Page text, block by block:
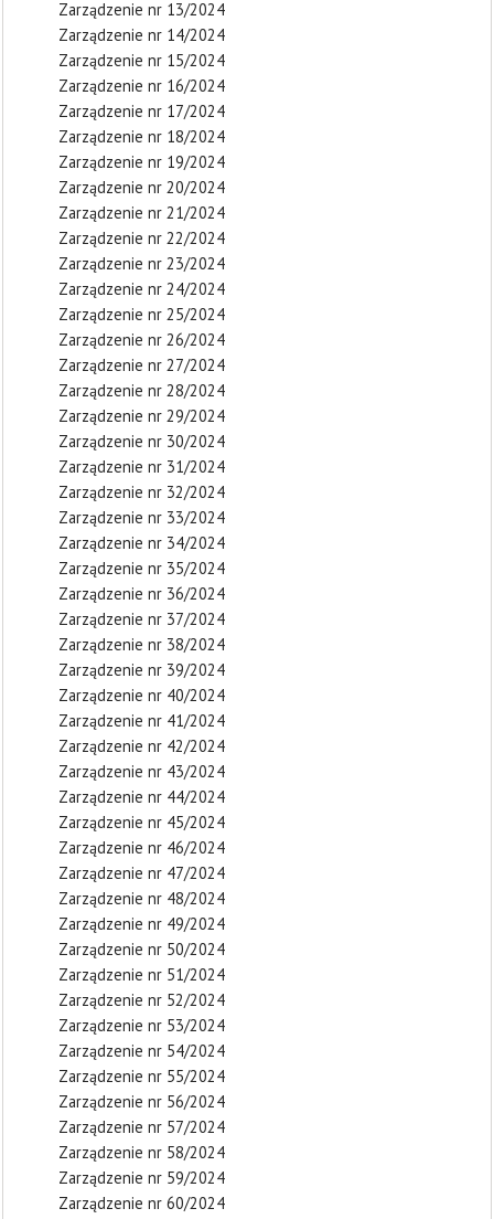
Zarządzenie nr 13/2024
Zarządzenie nr 14/2024
Zarządzenie nr 15/2024
Zarządzenie nr 16/2024
Zarządzenie nr 17/2024
Zarządzenie nr 18/2024
Zarządzenie nr 19/2024
Zarządzenie nr 20/2024
Zarządzenie nr 21/2024
Zarządzenie nr 22/2024
Zarządzenie nr 23/2024
Zarządzenie nr 24/2024
Zarządzenie nr 25/2024
Zarządzenie nr 26/2024
Zarządzenie nr 27/2024
Zarządzenie nr 28/2024
Zarządzenie nr 29/2024
Zarządzenie nr 30/2024
Zarządzenie nr 31/2024
Zarządzenie nr 32/2024
Zarządzenie nr 33/2024
Zarządzenie nr 34/2024
Zarządzenie nr 35/2024
Zarządzenie nr 36/2024
Zarządzenie nr 37/2024
Zarządzenie nr 38/2024
Zarządzenie nr 39/2024
Zarządzenie nr 40/2024
Zarządzenie nr 41/2024
Zarządzenie nr 42/2024
Zarządzenie nr 43/2024
Zarządzenie nr 44/2024
Zarządzenie nr 45/2024
Zarządzenie nr 46/2024
Zarządzenie nr 47/2024
Zarządzenie nr 48/2024
Zarządzenie nr 49/2024
Zarządzenie nr 50/2024
Zarządzenie nr 51/2024
Zarządzenie nr 52/2024
Zarządzenie nr 53/2024
Zarządzenie nr 54/2024
Zarządzenie nr 55/2024
Zarządzenie nr 56/2024
Zarządzenie nr 57/2024
Zarządzenie nr 58/2024
Zarządzenie nr 59/2024
Zarządzenie nr 60/2024